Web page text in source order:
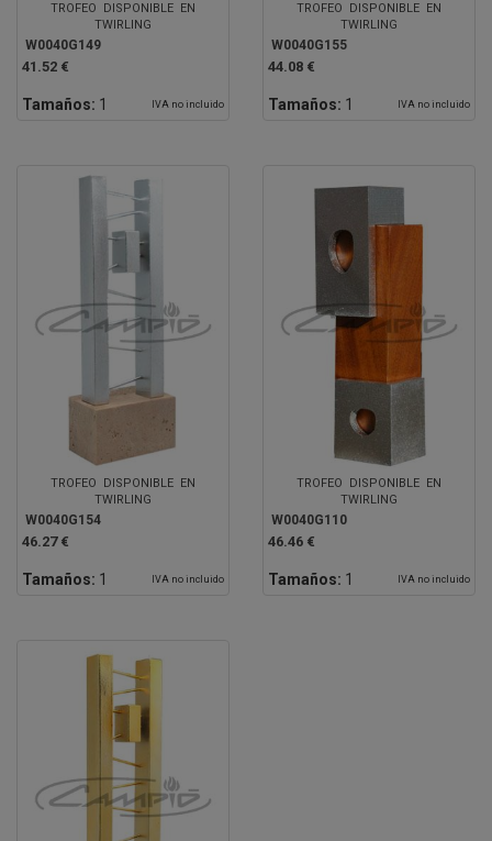
TROFEO DISPONIBLE EN
TWIRLING
W0040G149
41.52 €
Tamaños: 1 IVA no incluido
TROFEO DISPONIBLE EN
TWIRLING
W0040G155
44.08 €
Tamaños: 1 IVA no incluido
TROFEO DISPONIBLE EN
TWIRLING
W0040G154
46.27 €
Tamaños: 1 IVA no incluido
TROFEO DISPONIBLE EN
TWIRLING
W0040G110
46.46 €
Tamaños: 1 IVA no incluido